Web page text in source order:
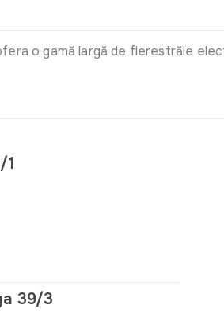
o gamă largă de fierestrăie
1
39/3